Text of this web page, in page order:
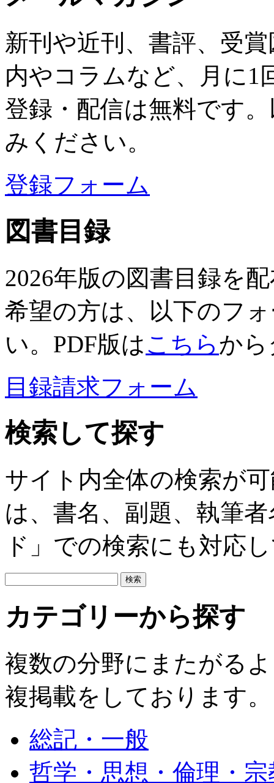
新刊や近刊、書評、受
内やコラムなど、月に1
登録・配信は無料です
みください。
登録フォーム
図書目録
2026年版の図書目録を
希望の方は、以下のフ
い。PDF版はこちらか
目録請求フォーム
検索して探す
サイト内全体の検索が
は、書名、副題、執筆
ド」での検索にも対応
カテゴリーから探す
複数の分野にまたがる
複掲載をしております。
総記・一般
哲学・思想・倫理・宗